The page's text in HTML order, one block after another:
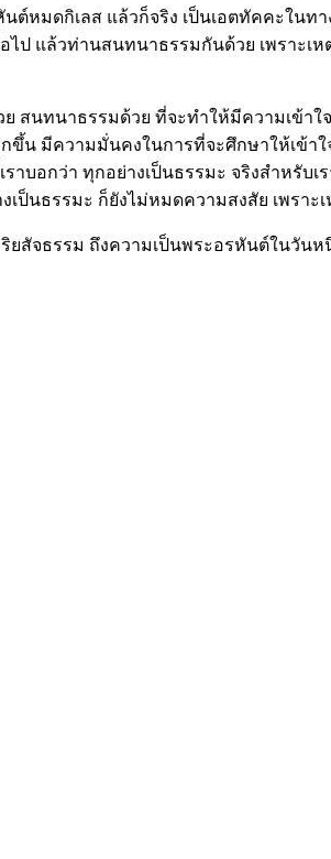
หมดกิเลส แล้วก็จริง เป็นเอตทัคคะใน
ไป แล้วท่านสนทนาธรรมกันด้วย เพราะ
ย สนทนาธรรมด้วย ที่จะทำให้มีความเ
มีความมั่นคงในการที่จะศึกษาให้เข้า
บอกว่า ทุกอย่างเป็นธรรมะ จริงสำหรับ
ป็นธรรมะ ก็ยังไม่หมดความสงสัย เพราะ
ยสัจธรรม ถึงความเป็นพระอรหันต์ในวันห